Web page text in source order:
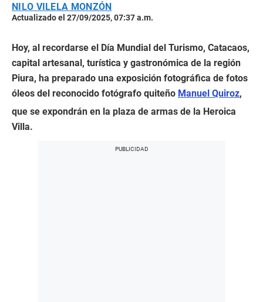
NILO VILELA MONZÓN
Actualizado el 27/09/2025, 07:37 a.m.
Hoy, al recordarse el Día Mundial del Turismo, Catacaos,
capital artesanal, turística y gastronómica de la región
Piura, ha preparado una exposición fotográfica de fotos
óleos del reconocido fotógrafo quiteño Manuel Quiroz,
que se expondrán en la plaza de armas de la Heroica
Villa.